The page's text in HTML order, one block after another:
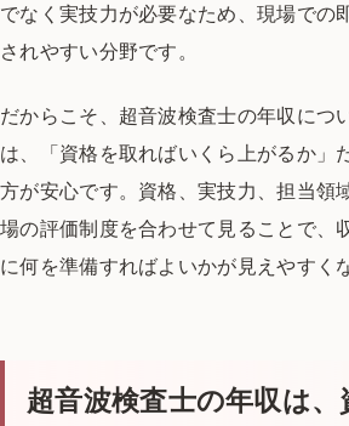
でなく実技力が必要なため、現場での
されやすい分野です。
だからこそ、超音波検査士の年収につ
は、「資格を取ればいくら上がるか」
方が安心です。資格、実技力、担当領
場の評価制度を合わせて見ることで、
に何を準備すればよいかが見えやすく
超音波検査士の年収は